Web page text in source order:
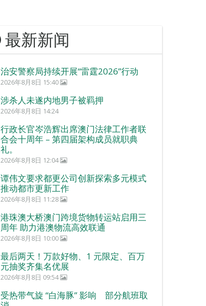
最新新闻
治安警察局持续开展“雷霆2026”行动
2026年8月8日 15:40
涉杀人未遂内地男子被羁押
2026年8月8日 14:24
行政长官岑浩辉出席澳门法律工作者联
合会十周年 – 第四届架构成员就职典
礼。
2026年8月8日 12:04
谭伟文要求都更公司创新探索多元模式
推动都市更新工作
2026年8月8日 11:28
港珠澳大桥澳门跨境货物转运站启用三
周年 助力港澳物流高效联通
2026年8月8日 10:00
最后两天！万款好物、1 元限定、百万
元抽奖齐集名优展
2026年8月8日 09:54
受热带气旋 “白海豚” 影响 部分航班取